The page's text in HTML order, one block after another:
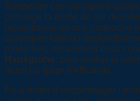
Respecter ces consignes
prolonge la durée de vie du
repositionné ou une cartouche
provoquer fuite ou
modernes, notamment ceux
Hansgrohe, bien vérifier la
aussi un gage d’efficacité.
Pour éviter d’endommager